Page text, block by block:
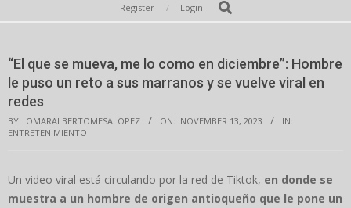
Navigation
Register Login Search
“El que se mueva, me lo como en diciembre”: Hombre
le puso un reto a sus marranos y se vuelve viral en
redes
BY: OMARALBERTOMESALOPEZ ON: NOVEMBER 13, 2023
IN:
ENTRETENIMIENTO
Un video viral está circulando por la red de Tiktok, en donde se
muestra a un hombre de origen antioqueño que le pone un